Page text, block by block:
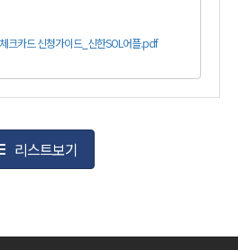
크카드 신청가이드_신한SOL어플.pdf
리스트보기